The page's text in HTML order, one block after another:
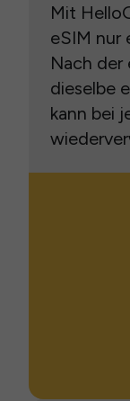
Mit
eSIM nur
Nach der
dieselbe
kann bei